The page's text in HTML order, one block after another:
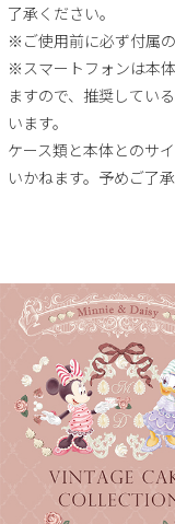
了承ください。
※ご使用前に必ず付属
※スマートフォンは本
ますので、推奨してい
います。
ケース類と本体とのサ
いかねます。予めご了